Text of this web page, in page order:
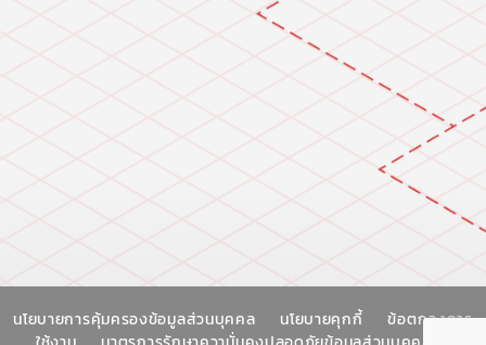
นโยบายการคุ้มครองข้อมูลส่วนบุคคล นโยบายคุกกี้
ข้อตกลงการ